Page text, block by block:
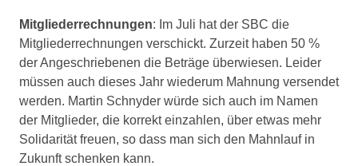
Mitgliederrechnungen: Im Juli hat der SBC die
Mitgliederrechnungen verschickt. Zurzeit haben 50 %
der Angeschriebenen die Beträge überwiesen. Leider
müssen auch dieses Jahr wiederum Mahnung versendet
werden. Martin Schnyder würde sich auch im Namen
der Mitglieder, die korrekt einzahlen, über etwas mehr
Solidarität freuen, so dass man sich den Mahnlauf in
Zukunft schenken kann.